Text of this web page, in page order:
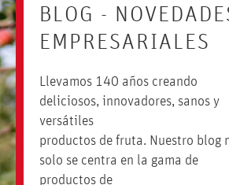
BLOG -
EMPRESARIALES
Llevamos 140 años creando
deliciosos, innovadores, sanos y
versátiles
productos de fruta. Nuestro blog
solo se centra en la gama de
productos de